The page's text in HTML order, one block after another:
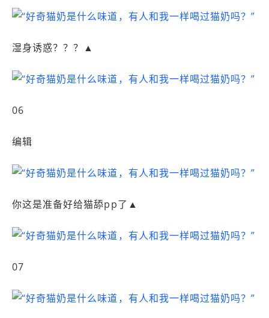
湿身诱惑？？？▲
06
编辑
你这是准备好给猫舔pp了▲
07